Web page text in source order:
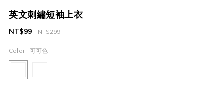
英文刺繡短袖上衣
NT$299
NT$99
Color : 可可色